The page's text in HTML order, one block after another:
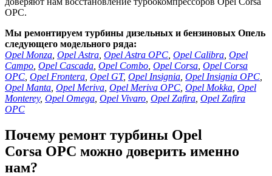
OPC.
Мы ремонтируем турбины дизельных и бензиновых Опель
следующего модельного ряда:
Opel Monza Opel Astra Opel Astra OPC Opel Calibra Opel
Campo Opel Cascada Opel Combo Opel Corsa Opel Corsa
OPC Opel Frontera Opel GT, Opel Insignia Opel Insignia OPC
Opel Manta Opel Meriva Opel Meriva OPC Opel Mokka Opel
Monterey, Opel Omega Opel Vivaro Opel Zafira Opel Zafira
OPC
Почему ремонт турбины Opel
Corsa OPC можно доверить именно
нам?